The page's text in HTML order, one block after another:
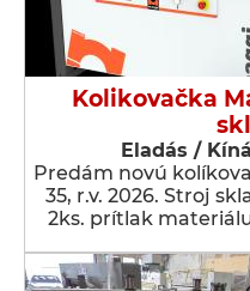
Kolikovačka
Eladás /
Predám novú
35, r.v. 2026. Stroj
2ks. prítlak